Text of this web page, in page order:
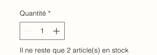
pour
100
Grammes
Quantité *
Il ne reste que 2 article(s) en stock